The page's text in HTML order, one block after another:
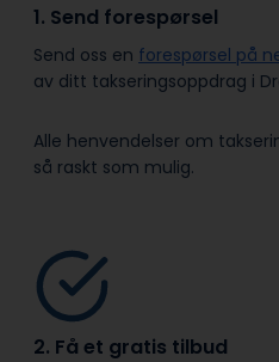
1. Send forespørsel
Send oss en forespørsel på
av ditt takseringsoppdrag i
Alle henvendelser om
så raskt som mulig.
2. Få et gratis tilbud